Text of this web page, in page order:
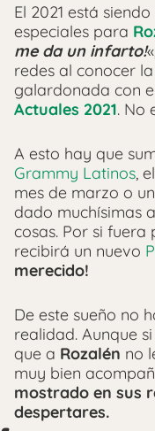
El 2021 está
especiales para
me da un infarto!
redes al conocer
galardonada con
Actuales 2021. No
A esto hay que
Grammy Latinos,
mes de marzo o
dado muchísimas
cosas. Por si fuera
recibirá un nuevo
merecido!
De este sueño no
realidad. Aunque
que a Rozalén no
muy bien
mostrado en sus
despertares.